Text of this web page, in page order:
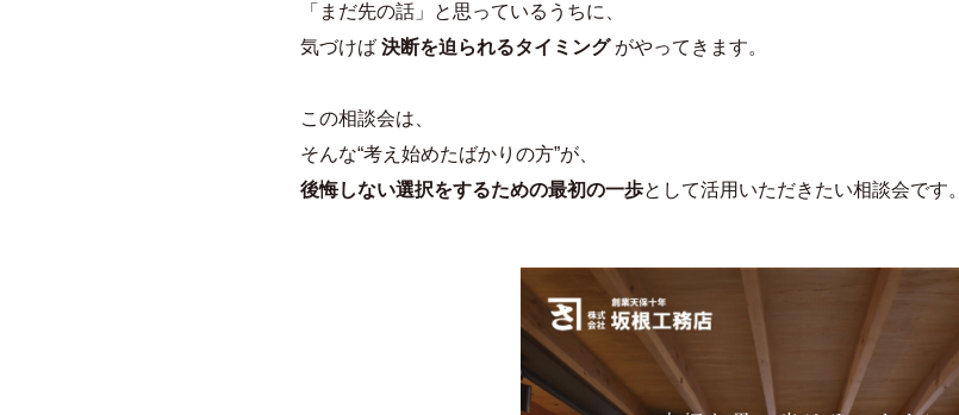
「まだ先の話」と思っているうちに、
気づけば 決断を迫られるタイミングがやってきます。
この相談会は、
そんな“考え始めたばかりの方”が、
後悔しない選択をするための最初の一歩として活用いただきたい相談会です。